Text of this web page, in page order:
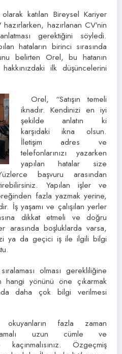
katılan Bireysel Kariyer
hazırlanan CV’nin
gerektiğini söyledi.
hataların birinci sırasında
belirten Orel, bu hatanın
ilk düşüncelerini
Orel, “Satışın temeli
iknadır. Kendinizi en iyi
şekilde anlatın ki
karşıdaki ikna olsun.
İletişim adres ve
telefonlarınızı yazarken
yapılan hatalar size
başvuru arasından
Yapılan işler ve
fazla yazmak yerine,
İş yaşamı ve çalışılan yerler
dikkat etmeli ve doğru
arasında boşluklarda varsa,
ya da geçici iş ile ilgili bilgi
olması gerekliliğine
yönünü öne çıkarmak
daha çok bilgi verilmesi
fazla zaman
uzun cümle ve
Özgeçmiş